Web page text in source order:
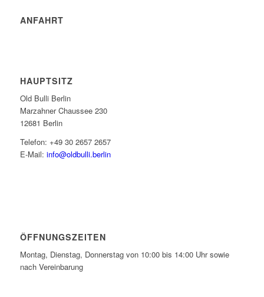
ANFAHRT
HAUPTSITZ
Old Bulli Berlin
Marzahner Chaussee 230
12681 Berlin
Telefon: +49 30 2657 2657
E-Mail: info@oldbulli.berlin
ÖFFNUNGSZEITEN
Montag, Dienstag, Donnerstag von 10:00 bis 14:00 Uhr sowie
nach Vereinbarung